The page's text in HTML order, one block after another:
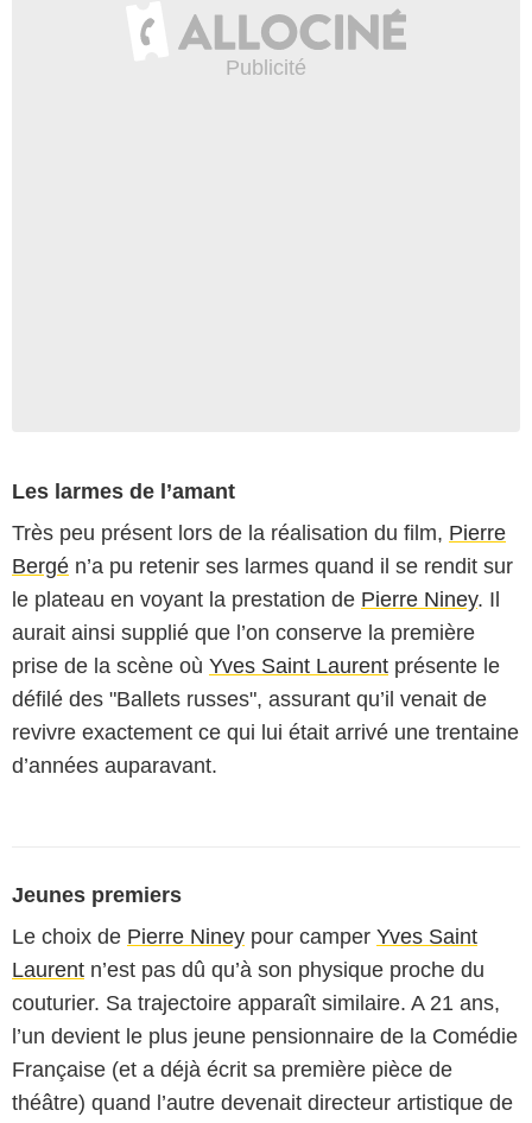
Les larmes de l’amant
Très peu présent lors de la réalisation du film, Pierre
Bergé n’a pu retenir ses larmes quand il se rendit sur
le plateau en voyant la prestation de Pierre Niney. Il
aurait ainsi supplié que l’on conserve la première
prise de la scène où Yves Saint Laurent présente le
défilé des "Ballets russes", assurant qu’il venait de
revivre exactement ce qui lui était arrivé une trentaine
d’années auparavant.
Jeunes premiers
Le choix de Pierre Niney pour camper Yves Saint
Laurent n’est pas dû qu’à son physique proche du
couturier. Sa trajectoire apparaît similaire. A 21 ans,
l’un devient le plus jeune pensionnaire de la Comédie
Française (et a déjà écrit sa première pièce de
théâtre) quand l’autre devenait directeur artistique de